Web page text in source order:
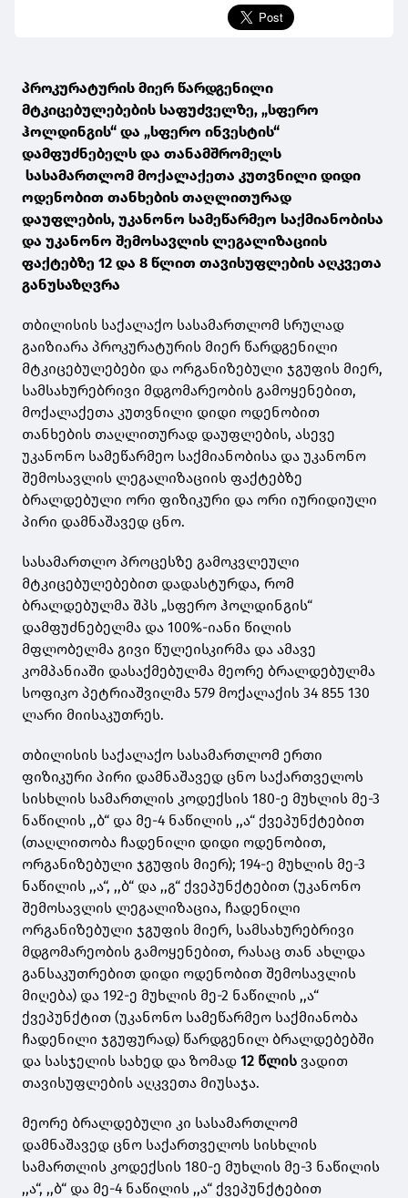
პროკურატურის მიერ წარდგენილი
მტკიცებულებების საფუძველზე, „სფერო
ჰოლდინგის“ და „სფერო ინვესტის“
დამფუძნებელს და თანამშრომელს
სასამართლომ მოქალაქეთა კუთვნილი დიდი
ოდენობით თანხების თაღლითურად
დაუფლების, უკანონო სამეწარმეო საქმიანობისა
და უკანონო შემოსავლის ლეგალიზაციის
ფაქტებზე 12 და 8 წლით თავისუფლების აღკვეთა
განუსაზღვრა
თბილისის საქალაქო სასამართლომ სრულად
გაიზიარა პროკურატურის მიერ წარდგენილი
მტკიცებულებები და ორგანიზებული ჯგუფის მიერ,
სამსახურებრივი მდგომარეობის გამოყენებით,
მოქალაქეთა კუთვნილი დიდი ოდენობით
თანხების თაღლითურად დაუფლების, ასევე
უკანონო სამეწარმეო საქმიანობისა და უკანონო
შემოსავლის ლეგალიზაციის ფაქტებზე
ბრალდებული ორი ფიზიკური და ორი იურიდიული
პირი დამნაშავედ ცნო.
სასამართლო პროცესზე გამოკვლეული
მტკიცებულებებით დადასტურდა, რომ
ბრალდებულმა შპს „სფერო ჰოლდინგის“
დამფუძნებელმა და 100%-იანი წილის
მფლობელმა გივი წულეისკირმა და ამავე
კომპანიაში დასაქმებულმა მეორე ბრალდებულმა
სოფიკო პეტრიაშვილმა 579 მოქალაქის 34 855 130
ლარი მიისაკუთრეს.
თბილისის საქალაქო სასამართლომ ერთი
ფიზიკური პირი დამნაშავედ ცნო საქართველოს
სისხლის სამართლის კოდექსის 180-ე მუხლის მე-3
ნაწილის ,,ბ“ და მე-4 ნაწილის ,,ა“ ქვეპუნქტებით
(თაღლითობა ჩადენილი დიდი ოდენობით,
ორგანიზებული ჯგუფის მიერ); 194-ე მუხლის მე-3
ნაწილის ,,ა“, ,,ბ“ და ,,გ“ ქვეპუნქტებით (უკანონო
შემოსავლის ლეგალიზაცია, ჩადენილი
ორგანიზებული ჯგუფის მიერ, სამსახურებრივი
მდგომარეობის გამოყენებით, რასაც თან ახლდა
განსაკუთრებით დიდი ოდენობით შემოსავლის
მიღება) და 192-ე მუხლის მე-2 ნაწილის ,,ა“
ქვეპუნქტით (უკანონო სამეწარმეო საქმიანობა
ჩადენილი ჯგუფურად) წარდგენილ ბრალდებებში
და სასჯელის სახედ და ზომად 12 წლის ვადით
თავისუფლების აღკვეთა მიუსაჯა.
მეორე ბრალდებული კი სასამართლომ
დამნაშავედ ცნო საქართველოს სისხლის
სამართლის კოდექსის 180-ე მუხლის მე-3 ნაწილის
,,ა“, ,,ბ“ და მე-4 ნაწილის ,,ა“ ქვეპუნქტებით